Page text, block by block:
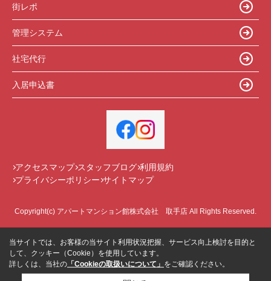
街レポ
管理システム
社宅代行
入居申込書
アクセスマップ スタッフブログ 利用規約
プライバシーポリシー サイトマップ
Copyright(c) アパートマンション館株式会社 取手店 All Rights Reserved.
当サイトでは、お客様の当サイト利用状況把握、サービス向上検討を目的と
して、クッキー（Cookie）を使用しています。
詳しくは、当社の 「Cookieの取扱いについて」 をご確認ください。